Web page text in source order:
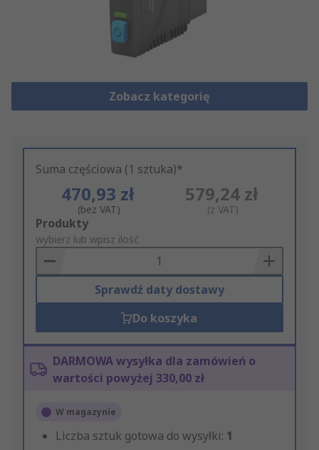
Zobacz kategorię
Suma częściowa (1 sztuka)*
470,93 zł
(bez VAT)
579,24 zł
(z VAT)
Add
to
Basket
Produkty
wybierz lub wpisz ilość
Sprawdź daty dostawy
Do koszyka
DARMOWA wysyłka dla zamówień o
wartości powyżej 330,00 zł
W magazynie
Liczba sztuk gotowa do wysyłki: 1